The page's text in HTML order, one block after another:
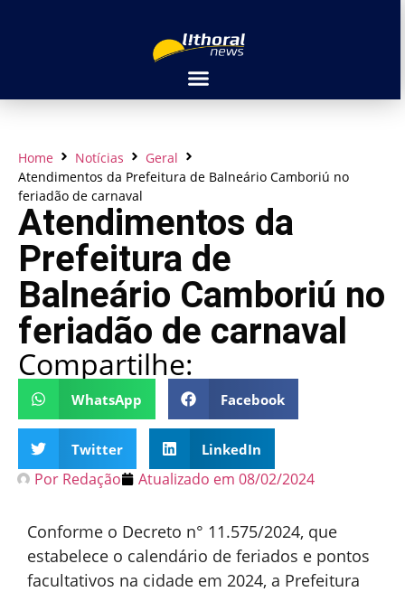
Home Notícias
Geral
Atendimentos da Prefeitura de Balneário Camboriú no
feriadão de carnaval
Atendimentos da
Prefeitura de
Balneário Camboriú no
feriadão de carnaval
Compartilhe:
WhatsApp Facebook
Twitter LinkedIn
Por Redação Atualizado em 08/02/2024
Conforme o Decreto n° 11.575/2024, que
estabelece o calendário de feriados e pontos
facultativos na cidade em 2024, a Prefeitura